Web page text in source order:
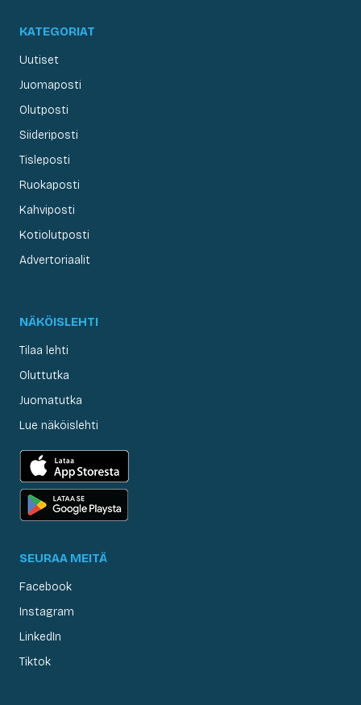
KATEGORIAT
Uutiset
Juomaposti
Olutposti
Siideriposti
Tisleposti
Ruokaposti
Kahviposti
Kotiolutposti
Advertoriaalit
NÄKÖISLEHTI
Tilaa lehti
Oluttutka
Juomatutka
Lue näköislehti
SEURAA MEITÄ
Facebook
Instagram
LinkedIn
Tiktok